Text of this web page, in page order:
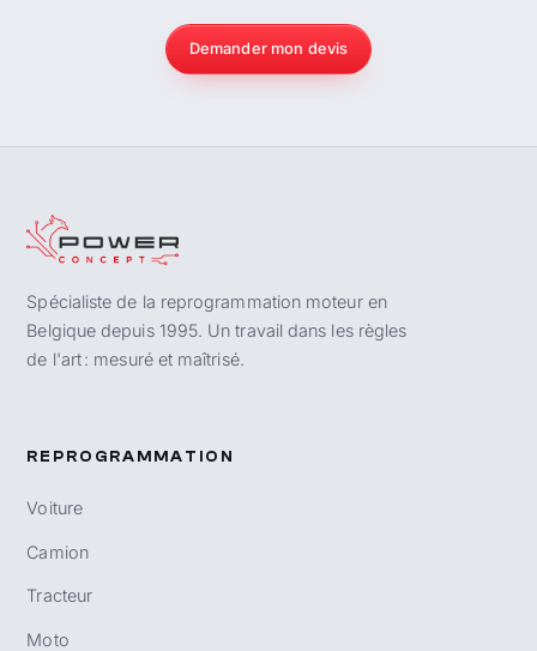
Demander mon devis
Spécialiste de la reprogrammation moteur en
Belgique depuis 1995. Un travail dans les règles
de l'art : mesuré et maîtrisé.
REPROGRAMMATION
Voiture
Camion
Tracteur
Moto